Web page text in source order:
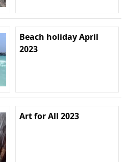
Beach holiday April
2023
Art for All 2023